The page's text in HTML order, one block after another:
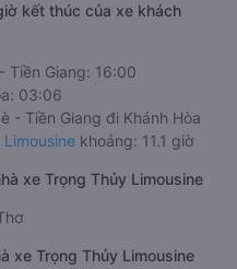
kết thúc của xe khách
Tiền Giang: 16:00
03:06
- Tiền Giang đi Khánh Hòa
khoảng: 11.1 giờ
xe Trọng Thủy Limousine
xe Trọng Thủy Limousine